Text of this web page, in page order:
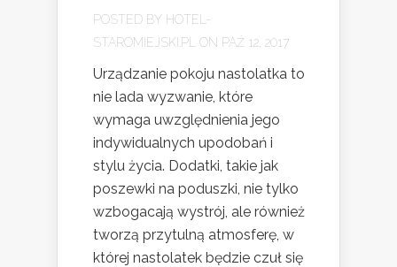
POSTED BY HOTEL-
STAROMIEJSKI.PL
ON PAŹ 12, 2017
Urządzanie pokoju nastolatka to
nie lada wyzwanie, które
wymaga uwzględnienia jego
indywidualnych upodobań i
stylu życia. Dodatki, takie jak
poszewki na poduszki, nie tylko
wzbogacają wystrój, ale również
tworzą przytulną atmosferę, w
której nastolatek będzie czuł się